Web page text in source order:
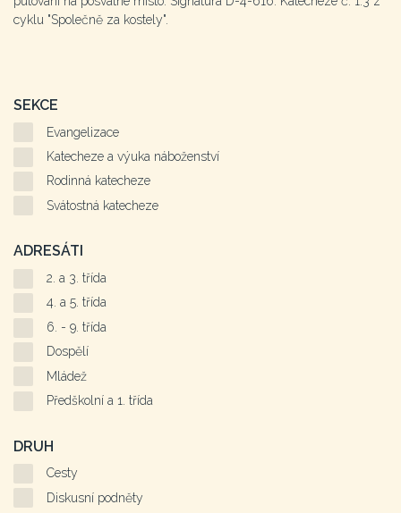
cyklu "Společně za kostely".
SEKCE
Evangelizace
Katecheze a výuka náboženství
Rodinná katecheze
Svátostná katecheze
ADRESÁTI
2. a 3. třída
4. a 5. třída
6. - 9. třída
Dospělí
Mládež
Předškolní a 1. třída
DRUH
Cesty
Diskusní podněty